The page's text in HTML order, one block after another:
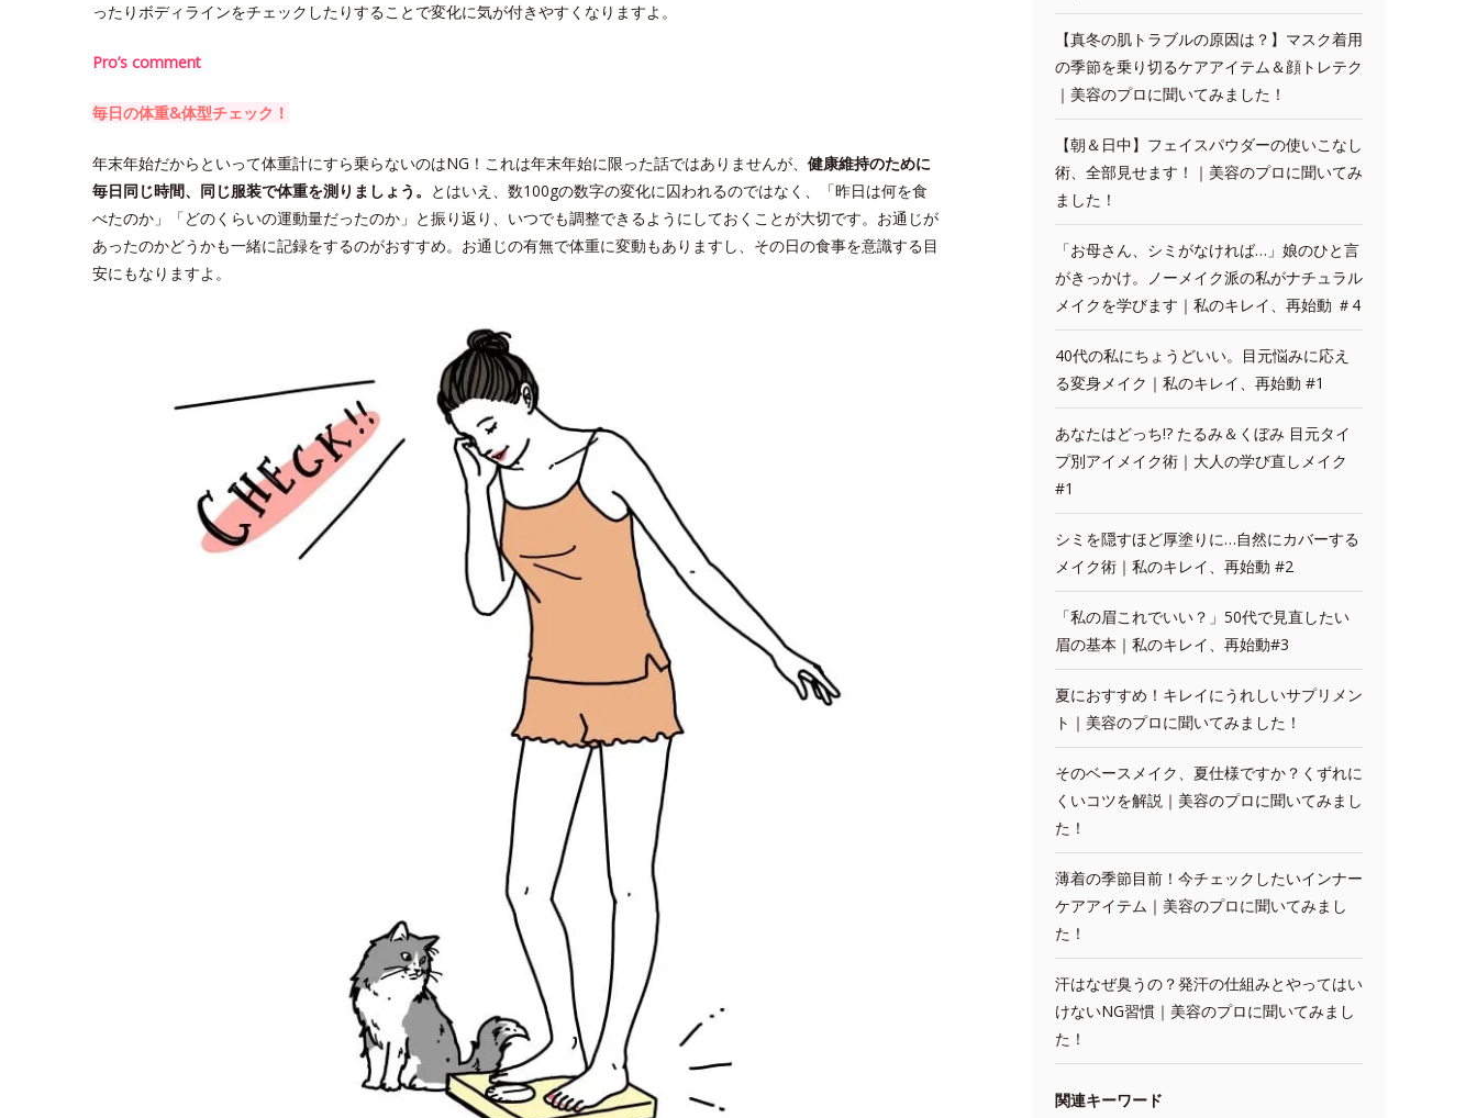
ったりボディラインをチェックしたりすることで変化に気が付きやすくなりますよ。
Pro’s comment
毎日の体重&体型チェック！
年末年始だからといって体重計にすら乗らないのはNG！これは年末年始に限った話ではありませんが、 健康維持のために
毎日同じ時間、同じ服装で体重を測りましょう。 とはいえ、数100gの数字の変化に囚われるのではなく、「昨日は何を食
べたのか」「どのくらいの運動量だったのか」と振り返り、いつでも調整できるようにしておくことが大切です。お通じが
あったのかどうかも一緒に記録をするのがおすすめ。お通じの有無で体重に変動もありますし、その日の食事を意識する目
安にもなりますよ。
【真冬の肌トラブルの原因は？】マスク着用
の季節を乗り切るケアアイテム＆顔トレテク
｜美容のプロに聞いてみました！
【朝＆日中】フェイスパウダーの使いこなし
術、全部見せます！｜美容のプロに聞いてみ
ました！
「お母さん、シミがなければ…」娘のひと言
がきっかけ。ノーメイク派の私がナチュラル
メイクを学びます｜私のキレイ、再始動 ＃4
40代の私にちょうどいい。目元悩みに応え
る変身メイク｜私のキレイ、再始動 #1
あなたはどっち!? たるみ＆くぼみ 目元タイ
プ別アイメイク術｜大人の学び直しメイク
#1
シミを隠すほど厚塗りに…自然にカバーする
メイク術｜私のキレイ、再始動 #2
「私の眉これでいい？」50代で見直したい
眉の基本｜私のキレイ、再始動#3
夏におすすめ！キレイにうれしいサプリメン
ト｜美容のプロに聞いてみました！
そのベースメイク、夏仕様ですか？くずれに
くいコツを解説｜美容のプロに聞いてみまし
た！
薄着の季節目前！今チェックしたいインナー
ケアアイテム｜美容のプロに聞いてみまし
た！
汗はなぜ臭うの？発汗の仕組みとやってはい
けないNG習慣｜美容のプロに聞いてみまし
た！
関連キーワード